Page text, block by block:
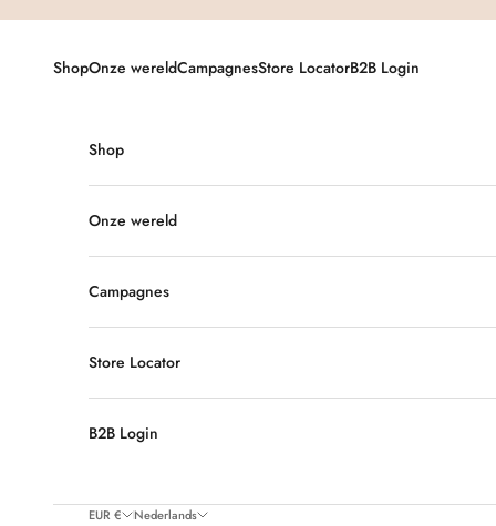
ShopOnze wereldCampagnesStore LocatorB2B Login
Shop
Onze wereld
Campagnes
Store Locator
B2B Login
EUR € Nederlands